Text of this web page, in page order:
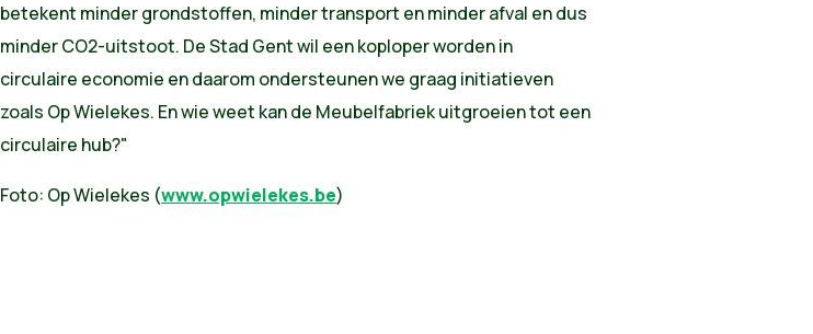
betekent minder grondstoffen, minder transport en minder afval en dus
minder CO2-uitstoot. De Stad Gent wil een koploper worden in
circulaire economie en daarom ondersteunen we graag initiatieven
zoals Op Wielekes. En wie weet kan de Meubelfabriek uitgroeien tot een
circulaire hub?"
Foto: Op Wielekes (www.opwielekes.be)